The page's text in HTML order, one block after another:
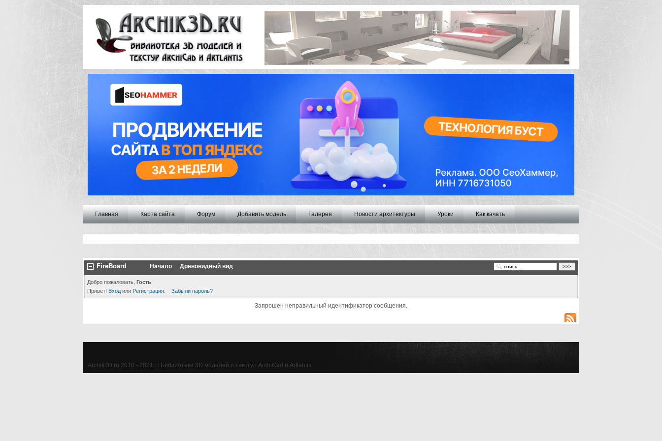
Главная Карта сайта Форум Добавить модель Галерея Новости архитектуры Уроки Как качать
FireBoard Начало Древовидный вид
Добро пожаловать, Гость
Привет! Вход или Регистрация Забыли пароль?
Запрошен неправильный идентификатор сообщения.
Archik3D.ru 2010 - 2021 © Библиотека 3D моделей и текстур ArchiCad и Artlantis